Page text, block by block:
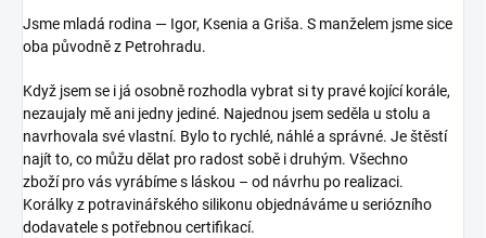
Jsme mladá rodina — Igor, Ksenia a Griša. S manželem jsme sice
oba původně z Petrohradu.
Když jsem se i já osobně rozhodla vybrat si ty pravé kojící korále,
nezaujaly mě ani jedny jediné. Najednou jsem seděla u stolu a
navrhovala své vlastní. Bylo to rychlé, náhlé a správné. Je štěstí
najít to, co můžu dělat pro radost sobě i druhým. Všechno
zboží pro vás vyrábíme s láskou – od návrhu po realizaci.
Korálky z potravinářského silikonu objednáváme u seriózního
dodavatele s potřebnou certifikací.